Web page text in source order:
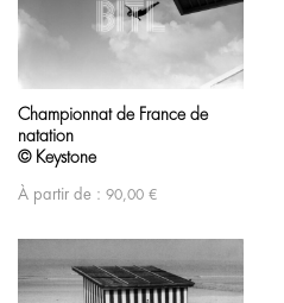
Championnat de France de
natation
© Keystone
À partir de : 90,00 €